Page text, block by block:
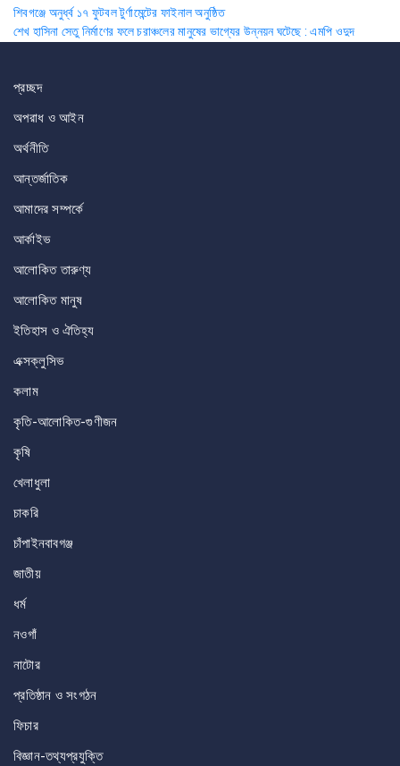
Post
navigation
শিবগঞ্জে অনুর্ধ্ব ১৭ ফুটবল টুর্ণামেন্টের ফাইনাল অনুষ্ঠিত
শেখ হাসিনা সেতু নির্মাণের ফলে চরাঞ্চলের মানুষের ভাগ্যের উন্নয়ন ঘটেছে : এমপি ওদুদ
প্রচ্ছদ
অপরাধ ও আইন
অর্থনীতি
আন্তর্জাতিক
আমাদের সম্পর্কে
আর্কাইভ
আলোকিত তারুণ্য
আলোকিত মানুষ
ইতিহাস ও ঐতিহ্য
এক্সক্লুসিভ
কলাম
কৃতি-আলোকিত-গুণীজন
কৃষি
খেলাধুলা
চাকরি
চাঁপাইনবাবগঞ্জ
জাতীয়
ধর্ম
নওগাঁ
নাটোর
প্রতিষ্ঠান ও সংগঠন
ফিচার
বিজ্ঞান-তথ্যপ্রযুক্তি